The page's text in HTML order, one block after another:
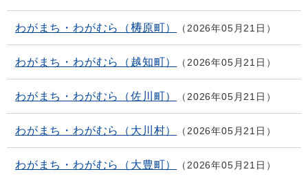
わがまち・わがむら（梼原町） 2026年05月21日
わがまち・わがむら（越知町） 2026年05月21日
わがまち・わがむら（佐川町） 2026年05月21日
わがまち・わがむら（大川村） 2026年05月21日
わがまち・わがむら（大豊町） 2026年05月21日